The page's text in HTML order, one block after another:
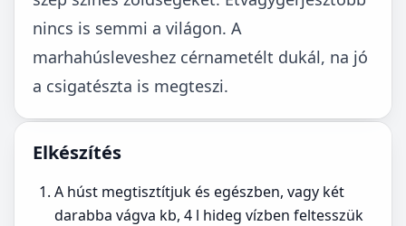
nincs is semmi a világon. A
marhahúsleveshez cérnametélt dukál, na jó
a csigatészta is megteszi.
Elkészítés
A húst megtisztítjuk és egészben, vagy két
darabba vágva kb, 4 l hideg vízben feltesszük